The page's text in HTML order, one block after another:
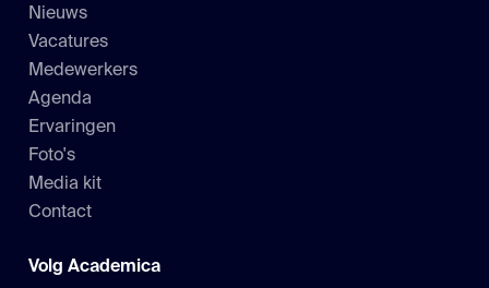
Nieuws
Vacatures
Medewerkers
Agenda
Ervaringen
Foto's
Media kit
Contact
Volg Academica